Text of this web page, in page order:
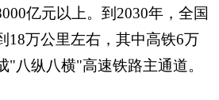
亿元以上。到2030年，全国
18万公里左右，其中高铁6万
"八纵八横"高速铁路主通道。